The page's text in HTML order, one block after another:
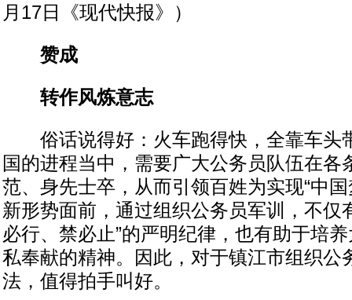
月17日《现代快报》）
赞成
转作风炼意志
俗话说得好：火车跑得快，全靠车头
国的进程当中，需要广大公务员队伍在各
范、身先士卒，从而引领百姓为实现“中
新形势面前，通过组织公务员军训，不仅
必行、禁必止”的严明纪律，也有助于培
私奉献的精神。因此，对于镇江市组织公
法，值得拍手叫好。